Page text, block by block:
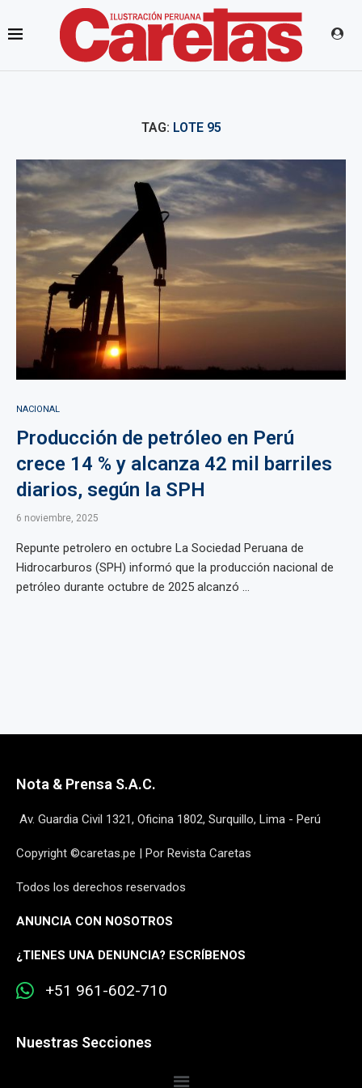
TAG: LOTE 95
NACIONAL
Producción de petróleo en Perú
crece 14 % y alcanza 42 mil barriles
diarios, según la SPH
6 noviembre, 2025
Repunte petrolero en octubre La Sociedad Peruana de
Hidrocarburos (SPH) informó que la producción nacional de
petróleo durante octubre de 2025 alcanzó ...
Nota & Prensa S.A.C.
Av. Guardia Civil 1321, Oficina 1802, Surquillo, Lima - Perú
Copyright ©caretas.pe | Por Revista Caretas
Todos los derechos reservados
ANUNCIA CON NOSOTROS
¿TIENES UNA DENUNCIA? ESCRÍBENOS
+51 961-602-710
Nuestras Secciones